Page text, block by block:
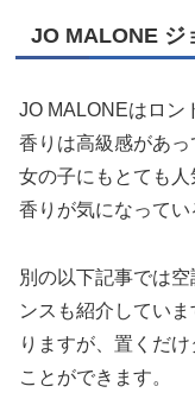
JO MALONE ジ
JO MALONEはロン
香りは高級感があっ
女の子にもとても
香りが気になってい
別の以下記事では
ンスも紹介してい
りますが、置くだ
ことができます。